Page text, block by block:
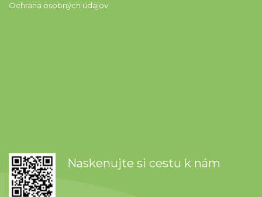
Ochrana osobných údajov
Naskenujte si cestu k nám